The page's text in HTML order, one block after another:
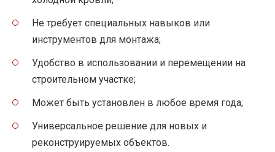
Не требует специальных навыков или
инструментов для монтажа;
Удобство в использовании и перемещении на
строительном участке;
Может быть установлен в любое время года;
Универсальное решение для новых и
реконструируемых объектов.